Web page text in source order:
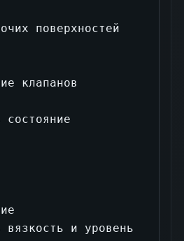
поверхностей
клапанов
состояние
вязкость и уровень